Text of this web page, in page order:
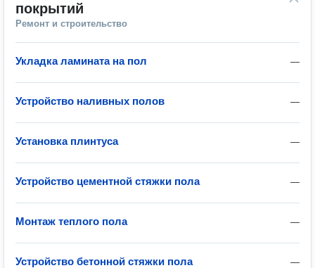
покрытий
Ремонт и строительство
—
Укладка ламината на пол
—
Устройство наливных полов
—
Установка плинтуса
—
Устройство цементной стяжки пола
—
Монтаж теплого пола
—
Устройство бетонной стяжки пола